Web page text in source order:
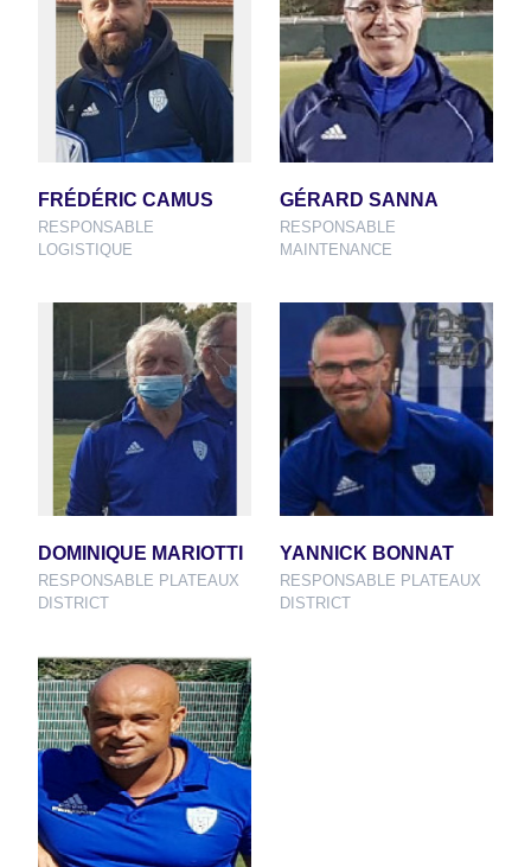
FRÉDÉRIC CAMUS
RESPONSABLE
LOGISTIQUE
GÉRARD SANNA
RESPONSABLE
MAINTENANCE
DOMINIQUE MARIOTTI
RESPONSABLE PLATEAUX
DISTRICT
YANNICK BONNAT
RESPONSABLE PLATEAUX
DISTRICT